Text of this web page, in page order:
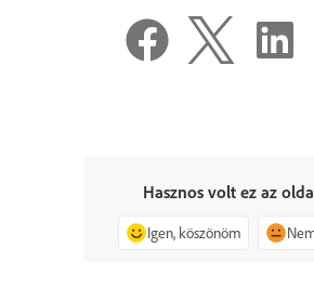
Hasznos volt ez az
Igen, köszönöm